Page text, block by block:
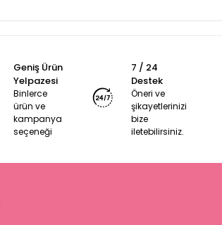
Geniş Ürün
Yelpazesi
Binlerce
ürün ve
kampanya
seçeneği
7 / 24
Destek
Öneri ve
şikayetlerinizi
bize
iletebilirsiniz.